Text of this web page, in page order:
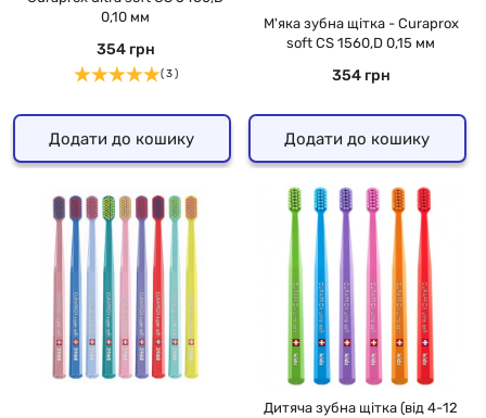
0,10 мм
354 грн
( 3 )
Додати до кошику
М'яка зубна щітка - Curaprox
soft CS 1560,D 0,15 мм
354 грн
Додати до кошику
Дитяча зубна щітка (від 4-12